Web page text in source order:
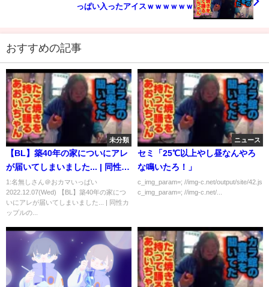
っぱい入ったアイスｗｗｗｗｗｗ
おすすめの記事
未分類
【BL】築40年の家についにアレ
が届いてしまいました... | 同性カ
ップルの日常 | ゲイカップル
1:名無しさん＠おカマいっぱい
2022.12.07(Wed) 【BL】築40年の家につ
いにアレが届いてしまいました... | 同性カ
ップルの...
ニュース
セミ「25℃以上やし昼なんやろ
な鳴いたろ！」
c_img_param=; //img-c.net/output/site/42.js
c_img_param=; //img-c.net/...